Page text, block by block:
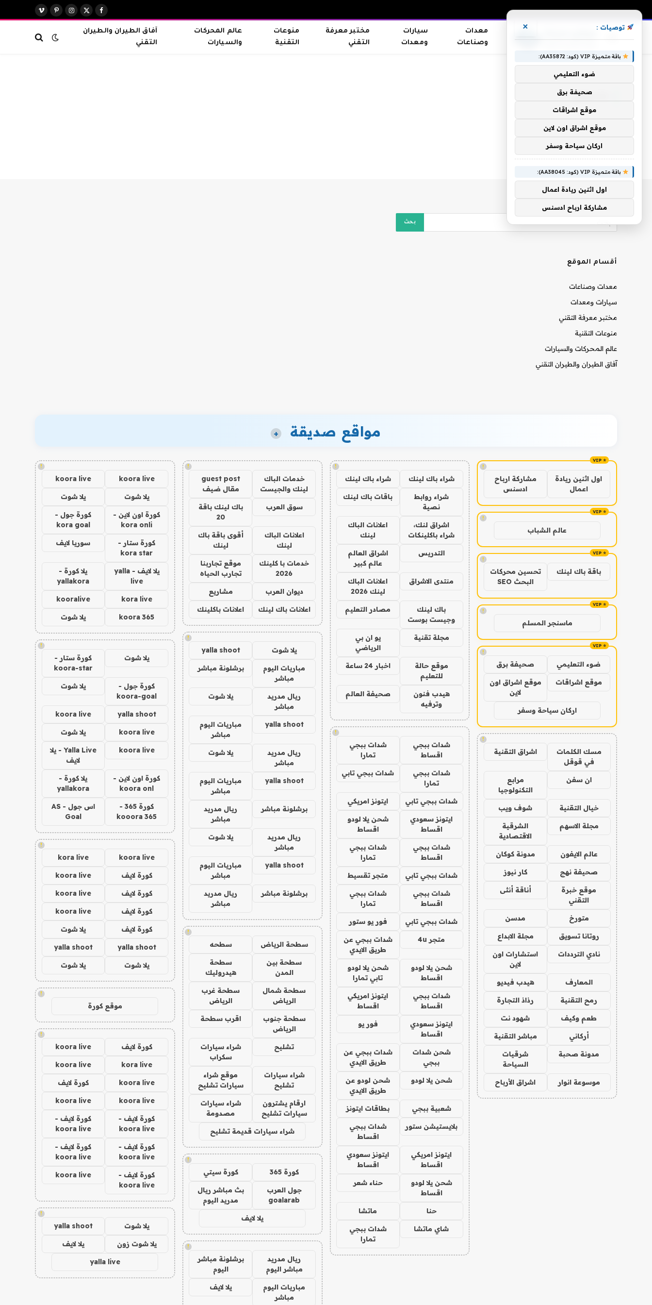
فيسبوك
X
الانستغرامبينتيريست
فيميو
معدات
وصناعات
سيارات
ومعدات
مختبر معرفة
التقني
منوعات
التقنية
عالم المحركات
والسيارات
آفاق الطيران والطيران
التقني
متسوقي
أقسام الموقع
معدات وصناعات
سيارات ومعدات
مختبر معرفة التقني
منوعات التقنية
عالم المحركات والسيارات
آفاق الطيران والطيران التقني
مواقع صديقة +
!
اول اثنين ريادة
اعمال
مشاركة ارباح
ادسنس
!
عالم الشباب
!
باقة باك لينك
تحسين محركات
البحث SEO
!
ماسنجر المسلم
!
ضوء التعليمي صحيفة برق
موقع اشراقات
موقع اشراق اون
لاين
اركان سياحة وسفر
!
مسك الكلمات
في قوقل
اشراق التقنية
ان سفن
مرابع
التكنولوجيا
خيال التقنية شوف ويب
مجلة الاسهم
الشرقية
الاقتصادية
عالم الايفون مدونة كوكان
صحيفة نهج كار نيوز
موقع خبرة
التقني
أناقة أنثى
متورخ مدسن
روتانا تسويق مجلة الابداع
نادي الترددات
استشارات اون
لاين
المعارف هيدب فيديو
رمح التقنية رذاذ التجارة
طعم وكيف شهود نت
أركاني مباشر التقنية
مدونة صحبة
شرقيات
السياحة
موسوعة انوار اشراق الأرباح
!
شراء باك لينك شراء باك لينك
شراء روابط
نصية
باقات باك لينك
اشراق لنك،
شراء باكلينكات
اعلانات الباك
لينك
التدريس
اشراق العالم
عالم كبير
منتدى الاشراق
اعلانات الباك
لينك 2026
باك لينك
وجيست بوست
مصادر التعليم
مجلة تقنية
يو ان بي
الرياضي
موقع حالة
للتعليم
اخبار 24 ساعة
هيدب فنون
وترفيه
صحيفة العالم
!
شدات ببجي
اقساط
شدات ببجي
تمارا
شدات ببجي
تمارا
شدات ببجي تابي
شدات ببجي تابي ايتونز امريكي
ايتونز سعودي
اقساط
شحن يلا لودو
اقساط
شدات ببجي
اقساط
شدات ببجي
تمارا
شدات ببجي تابي متجر تقسيط
شدات ببجي
اقساط
شدات ببجي
تمارا
شدات ببجي تابي فور يو ستور
متجر 4u
شدات ببجي عن
طريق الايدي
شحن يلا لودو
اقساط
شحن يلا لودو
تابي تمارا
شدات ببجي
اقساط
ايتونز امريكي
اقساط
ايتونز سعودي
اقساط
فور يو
شحن شدات
ببجي
شدات ببجي عن
طريق الايدي
شحن يلا لودو
شحن لودو عن
طريق الايدي
شعبية ببجي بطاقات ايتونز
بلايستيشن ستور
شدات ببجي
اقساط
ايتونز امريكي
اقساط
ايتونز سعودي
اقساط
شحن يلا لودو
اقساط
حناء شعر
حنا ماتشا
شاي ماتشا
شدات ببجي
تمارا
!
خدمات الباك
لينك والجيست
guest post
مقال ضيف
سوق العرب
باك لينك باقة
20
اعلانات الباك
لينك
أقوى باقة باك
لينك
خدمات با كلينك
2026
موقع تجاربنا
تجارب الحياه
ديوان العرب مشاريع
اعلانات باك لينك اعلانات باكلينك
!
يلا شوت yalla shoot
مباريات اليوم
مباشر
برشلونة مباشر
ريال مدريد
مباشر
يلا شوت
yalla shoot
مباريات اليوم
مباشر
ريال مدريد
مباشر
يلا شوت
yalla shoot
مباريات اليوم
مباشر
برشلونة مباشر
ريال مدريد
مباشر
ريال مدريد
مباشر
يلا شوت
yalla shoot
مباريات اليوم
مباشر
برشلونة مباشر
ريال مدريد
مباشر
!
سطحة الرياض سطحه
سطحة بين
المدن
سطحة
هيدروليك
سطحة شمال
الرياض
سطحة غرب
الرياض
سطحة جنوب
الرياض
اقرب سطحة
تشليح
شراء سيارات
سكراب
شراء سيارات
تشليح
موقع شراء
سيارات تشليح
ارقام يشترون
سيارات تشليح
شراء سيارات
مصدومة
شراء سيارات قديمة تشليح
!
كورة 365 كورة سيتي
جول العرب
goalarab
بث مباشر ريال
مدريد اليوم
يلا لايف
!
ريال مدريد
مباشر اليوم
برشلونة مباشر
اليوم
مباريات اليوم
مباشر
يلا لايف
!
koora live
koora live
يلا شوت يلا شوت
كورة اون لاين -
kora onli
كورة جول -
kora goal
كورة ستار -
kora star
سوريا لايف
يلا لايف - yalla
live
يلا كورة -
yallakora
kora live
kooralive
koora 365 يلا شوت
!
يلا شوت
كورة ستار -
koora-star
كورة جول -
koora-goal
يلا شوت
yalla shoot
koora live
koora live يلا شوت
koora live
Yalla Live - يلا
لايف
كورة اون لاين -
koora onl
يلا كورة -
yallakora
كورة 365 -
kooora 365
اس جول - AS
Goal
!
koora live
kora live
كورة لايف koora live
كورة لايف koora live
كورة لايف koora live
كورة لايف يلا شوت
yalla shoot
yalla shoot
يلا شوت يلا شوت
!
موقع كورة
!
كورة لايف koora live
kora live
koora live
koora live كورة لايف
koora live
koora live
كورة لايف -
koora live
كورة لايف -
koora live
كورة لايف -
koora live
كورة لايف -
koora live
كورة لايف -
koora live
koora live
!
يلا شوت yalla shoot
يلا شوت زون يلا لايف
yalla live
توصيات : ×
باقة متميزة VIP (كود: AA35872):
ضوء التعليمي
صحيفة برق
موقع اشراقات
موقع اشراق اون لاين
اركان سياحة وسفر
باقة متميزة VIP (كود: AA38045):
اول اثنين ريادة اعمال
مشاركة ارباح ادسنس